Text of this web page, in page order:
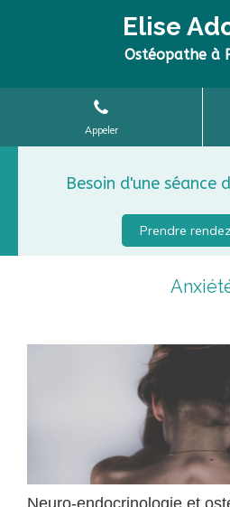
Elise
Ostéopathe à
Appeler
Besoin d'une séance
Prendre